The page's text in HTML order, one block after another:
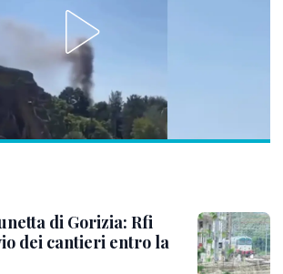
di Gorizia: Rfi
dei cantieri entro la